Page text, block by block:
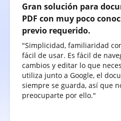
Gran solución para
PDF con muy poco
previo requerido.
"Simplicidad, familiaridad
fácil de usar. Es fácil de
cambios y editar lo que
utiliza junto a Google, el
siempre se guarda, así que
preocuparte por ello."